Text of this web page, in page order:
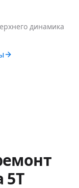
динамика
5T